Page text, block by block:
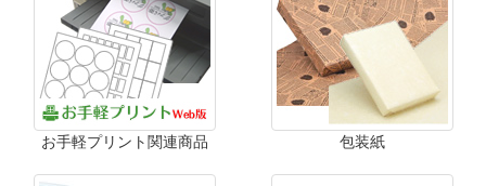
お手軽プリント関連商品 包装紙